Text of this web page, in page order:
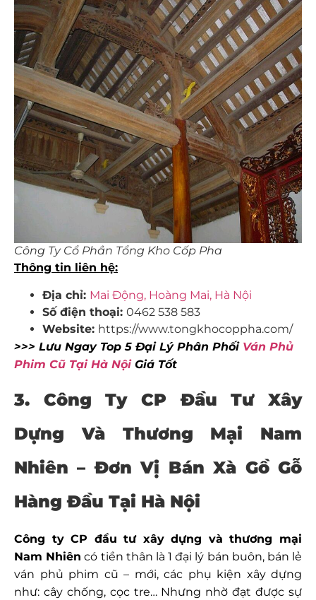
Công Ty Cổ Phần Tổng Kho Cốp Pha
Thông tin liên hệ:
Địa chỉ: Mai Động, Hoàng Mai, Hà Nội
Số điện thoại: 0462 538 583
Website: https://www.tongkhocoppha.com/
>>> Lưu Ngay Top 5 Đại Lý Phân Phối Ván Phủ
Phim Cũ Tại Hà NộiGiá Tốt
3. Công Ty CP Đầu Tư Xây
Dựng Và Thương Mại Nam
Nhiên – Đơn Vị Bán Xà Gồ Gỗ
Hàng Đầu Tại Hà Nội
Công ty CP đầu tư xây dựng và thương mại
Nam Nhiên có tiền thân là 1 đại lý bán buôn, bán lẻ
ván phủ phim cũ – mới, các phụ kiện xây dựng
như: cây chống, cọc tre… Nhưng nhờ đạt được sự